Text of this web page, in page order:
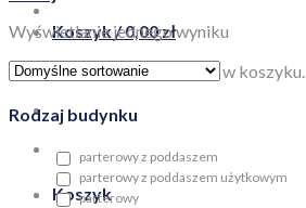
Koszyk /0,00zł
Brak produktów w koszyku.
Koszyk
Wyświetlanie jednego wyniku
Rodzaj budynku
parterowy z poddaszem
parterowy z poddaszem użytkowym
parterowy